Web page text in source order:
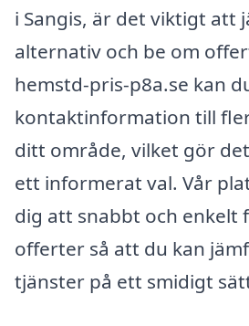
i Sangis, är det viktigt att
alternativ och be om
hemstd-pris-p8a.se kan
kontaktinformation till
ditt område, vilket gör
ett informerat val. Vår
dig att snabbt och enkelt
offerter så att du kan
tjänster på ett smidigt